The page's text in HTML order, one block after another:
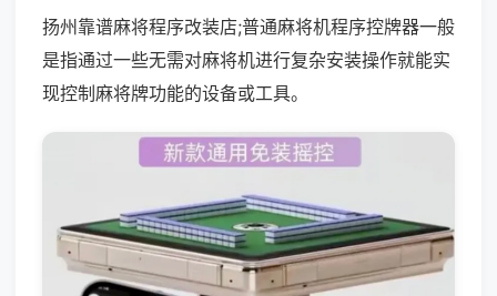
扬州靠谱麻将程序改装店;普通麻将机程序控牌器一般
是指通过一些无需对麻将机进行复杂安装操作就能实
现控制麻将牌功能的设备或工具。